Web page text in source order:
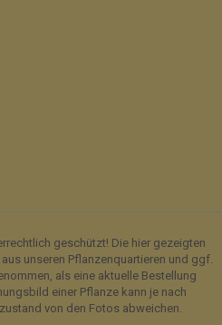
geschützt! Die hier gezeigten
unseren Pflanzenquartieren und ggf.
als eine aktuelle Bestellung
einer Pflanze kann je nach
von den Fotos abweichen.